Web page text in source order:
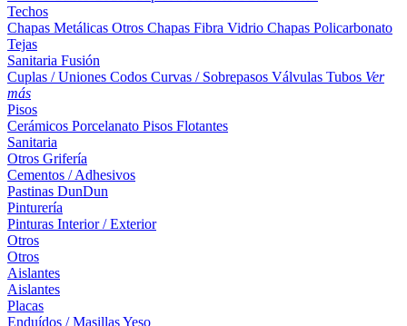
Techos
Chapas Metálicas Otros Chapas Fibra Vidrio Chapas Policarbonato
Tejas
Sanitaria Fusión
Cuplas / Uniones Codos Curvas / Sobrepasos Válvulas Tubos Ver
más
Pisos
Cerámicos Porcelanato Pisos Flotantes
Sanitaria
Otros Grifería
Cementos / Adhesivos
Pastinas DunDun
Pinturería
Pinturas Interior / Exterior
Otros
Otros
Aislantes
Aislantes
Placas
Enduídos / MasillasYeso